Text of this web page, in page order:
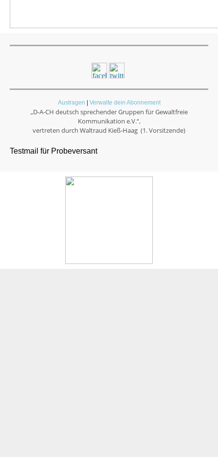
Austragen Verwalte dein Abonnement
„D-A-CH deutsch sprechender Gruppen für Gewaltfreie
Kommunikation e.V.“,
vertreten durch Waltraud Kieß-Haag (1. Vorsitzende)
Testmail für Probeversant